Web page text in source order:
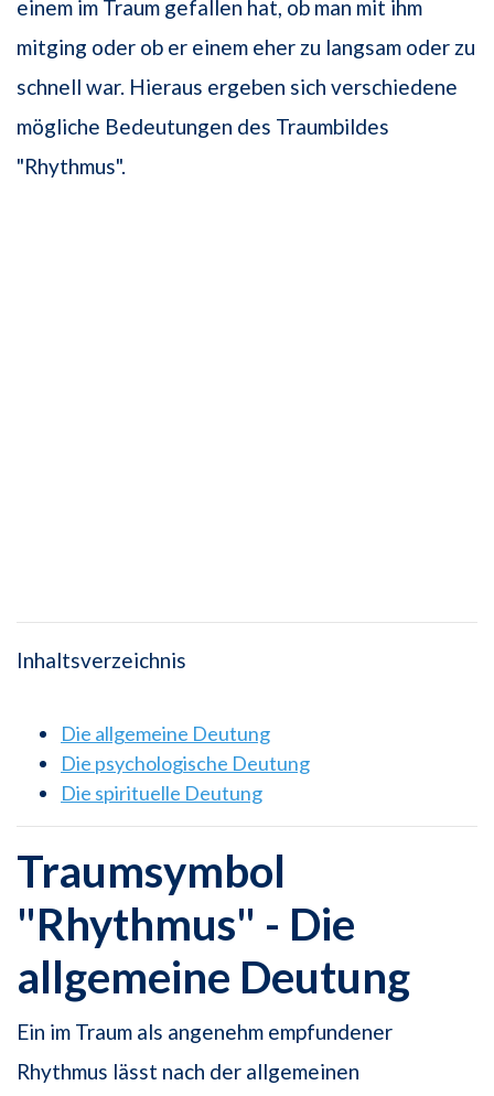
einem im Traum gefallen hat, ob man mit ihm
mitging oder ob er einem eher zu langsam oder zu
schnell war. Hieraus ergeben sich verschiedene
mögliche Bedeutungen des Traumbildes
"Rhythmus".
Inhaltsverzeichnis
Die allgemeine Deutung
Die psychologische Deutung
Die spirituelle Deutung
Traumsymbol
"Rhythmus" - Die
allgemeine Deutung
Ein im Traum als angenehm empfundener
Rhythmus lässt nach der allgemeinen